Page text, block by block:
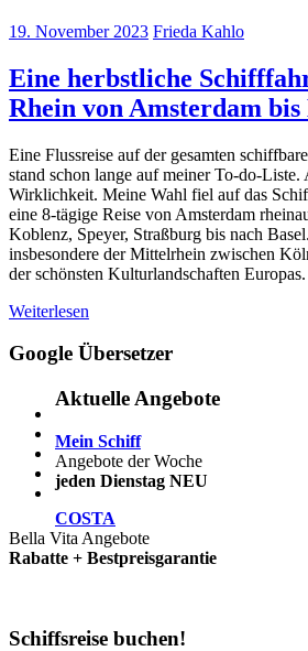
19. November 2023 Frieda Kahlo
Eine herbstliche
Rhein von Amsterdam bis
Eine Flussreise auf der gesamten
stand schon lange auf meiner To-do-
Wirklichkeit. Meine Wahl fiel auf das
eine 8-tägige Reise von Amsterdam
Koblenz, Speyer, Straßburg bis nach
insbesondere der Mittelrhein zwischen
der schönsten Kulturlandschaften Europas.
Weiterlesen
Google Übersetzer
Aktuelle Angebote
Mein Schiff
Angebote der Woche
jeden Dienstag NEU
COSTA
Bella Vita Angebote
Rabatte + Bestpreisgarantie
Schiffsreise buchen!